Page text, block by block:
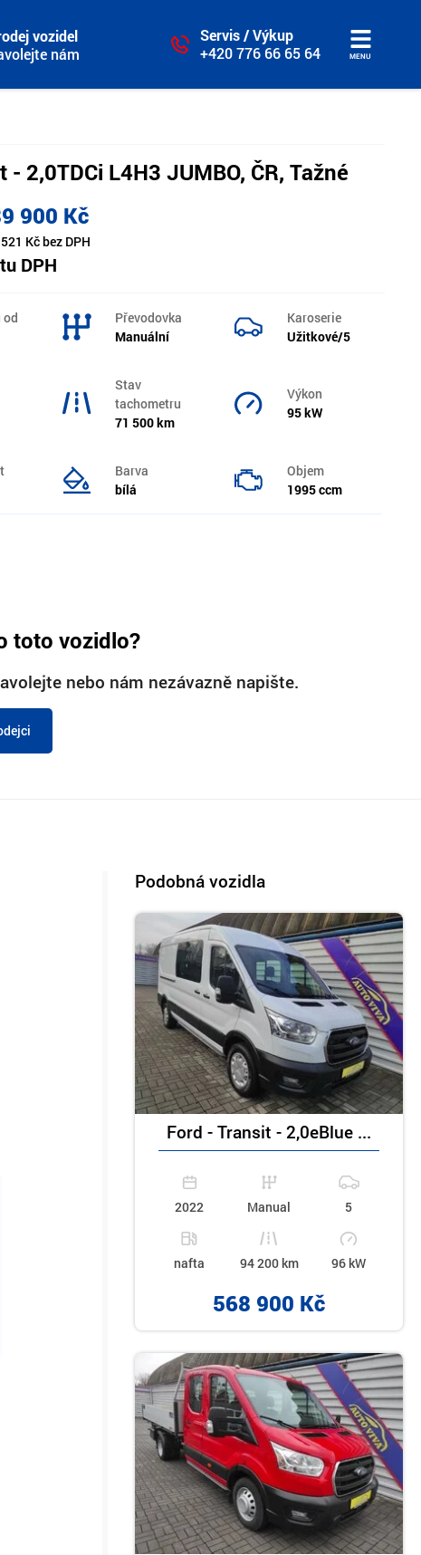
vozidel
nám
Servis / Výkup
+420 776 66 65 64
MENU
- 2,0TDCi L4H3 JUMBO, ČR, Tažné
900 Kč
Kč bez DPH
DPH
od
Převodovka
Manuální
Karoserie
Užitkové/5
Stav
tachometru
71 500 km
Výkon
95 kW
Barva
bílá
Objem
1995 ccm
toto vozidlo?
nebo nám nezávazně napište.
Podobná vozidla
Ford - Transit - 2,0eBlue ...
2022 Manual 5
nafta 94 200 km 96 kW
568 900 Kč